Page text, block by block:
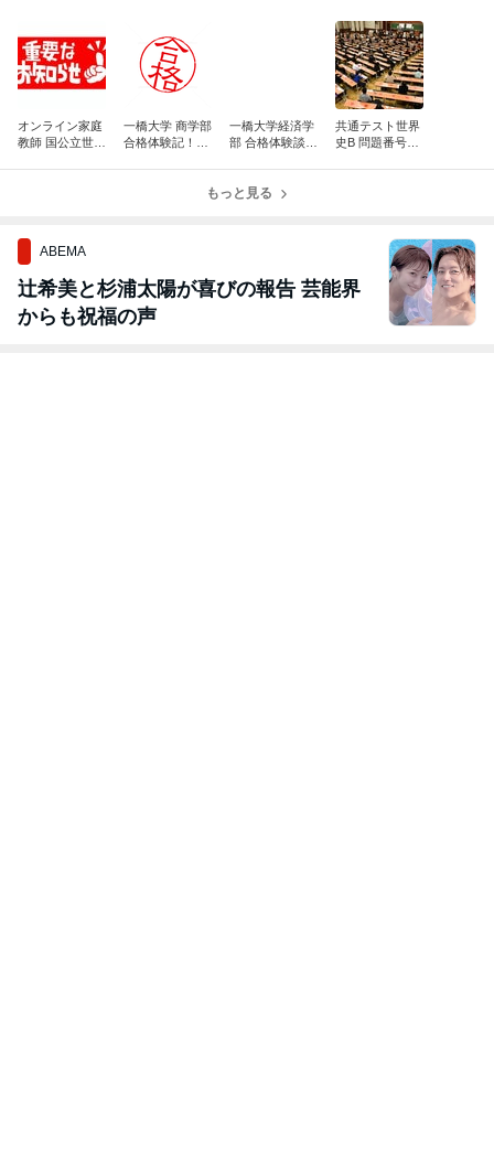
オンライン家庭
教師 国公立世界
一橋大学 商学部
合格体験記！２
一橋大学経済学
部 合格体験談！
共通テスト世界
史B 問題番号２
もっと見る
ABEMA
辻希美と杉浦太陽が喜びの報告 芸能界
からも祝福の声